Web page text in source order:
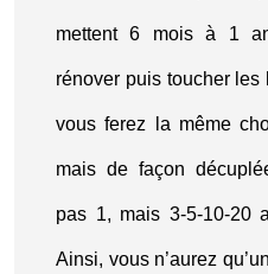
mettent 6 mois à 1
rénover puis toucher les
vous ferez la même
mais de façon
pas 1, mais 3-5-10-20
Ainsi, vous n’aurez